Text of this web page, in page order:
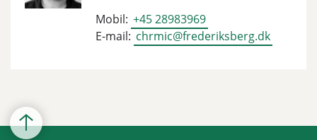
Mobil: +45 28983969
E-mail: chrmic@frederiksberg.dk